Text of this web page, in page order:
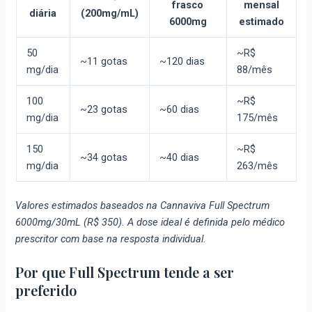
diária
(200mg/mL)
frasco
6000mg
mensal
estimado
50
mg/dia
~11 gotas ~120 dias
~R$
88/mês
100
mg/dia
~23 gotas ~60 dias
~R$
175/mês
150
mg/dia
~34 gotas ~40 dias
~R$
263/mês
Valores estimados baseados na Cannaviva Full Spectrum
6000mg/30mL (R$ 350). A dose ideal é definida pelo médico
prescritor com base na resposta individual.
Por que Full Spectrum tende a ser
preferido